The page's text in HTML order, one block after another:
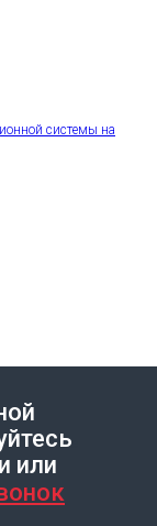
системы на
или